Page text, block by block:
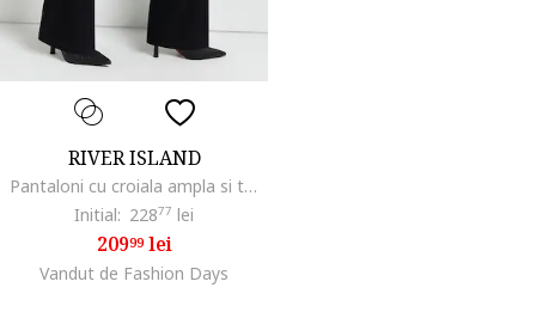
RIVER ISLAND
Pantaloni cu croiala ampla si talie inalta, Negru
Initial: 22877 lei
20999lei
Vandut de Fashion Days